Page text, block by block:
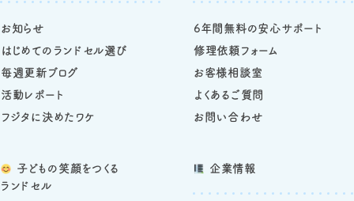
子どもの笑顔をつくる
ランドセル
お知らせ
はじめてのランドセル選び
毎週更新ブログ
活動レポート
フジタに決めたワケ
6年間無料の安心サポート
修理依頼フォーム
お客様相談室
よくあるご質問
お問い合わせ
企業情報